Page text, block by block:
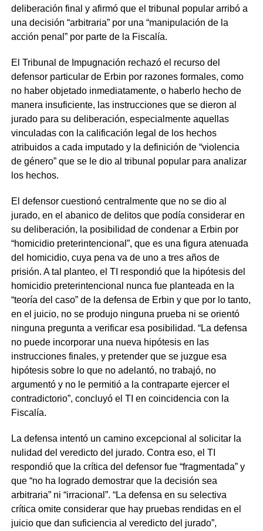
deliberación final y afirmó que el tribunal popular arribó a
una decisión “arbitraria” por una “manipulación de la
acción penal” por parte de la Fiscalía.
El Tribunal de Impugnación rechazó el recurso del
defensor particular de Erbin por razones formales, como
no haber objetado inmediatamente, o haberlo hecho de
manera insuficiente, las instrucciones que se dieron al
jurado para su deliberación, especialmente aquellas
vinculadas con la calificación legal de los hechos
atribuidos a cada imputado y la definición de “violencia
de género” que se le dio al tribunal popular para analizar
los hechos.
El defensor cuestionó centralmente que no se dio al
jurado, en el abanico de delitos que podía considerar en
su deliberación, la posibilidad de condenar a Erbin por
“homicidio preterintencional”, que es una figura atenuada
del homicidio, cuya pena va de uno a tres años de
prisión. A tal planteo, el TI respondió que la hipótesis del
homicidio preterintencional nunca fue planteada en la
“teoría del caso” de la defensa de Erbin y que por lo tanto,
en el juicio, no se produjo ninguna prueba ni se orientó
ninguna pregunta a verificar esa posibilidad. “La defensa
no puede incorporar una nueva hipótesis en las
instrucciones finales, y pretender que se juzgue esa
hipótesis sobre lo que no adelantó, no trabajó, no
argumentó y no le permitió a la contraparte ejercer el
contradictorio”, concluyó el TI en coincidencia con la
Fiscalía.
La defensa intentó un camino excepcional al solicitar la
nulidad del veredicto del jurado. Contra eso, el TI
respondió que la crítica del defensor fue “fragmentada” y
que “no ha logrado demostrar que la decisión sea
arbitraria” ni “irracional”. “La defensa en su selectiva
crítica omite considerar que hay pruebas rendidas en el
juicio que dan suficiencia al veredicto del jurado”,